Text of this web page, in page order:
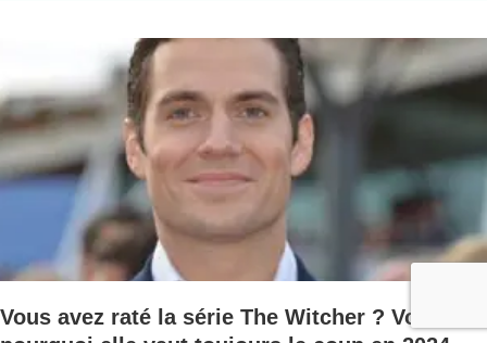
Vous avez raté la série The Witcher ? Voilà